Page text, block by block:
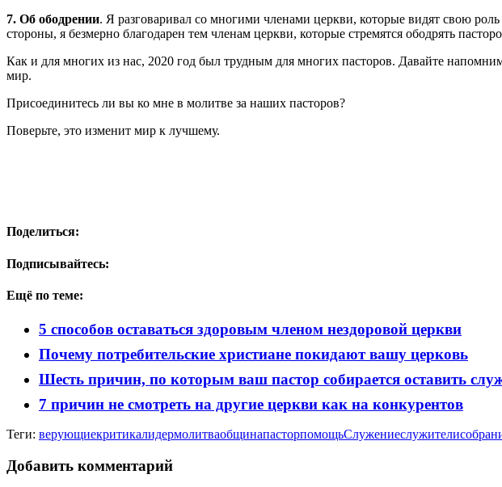
7. Об ободрении. Я разговаривал со многими членами церкви, которые видят свою
стороны, я безмерно благодарен тем членам церкви, которые стремятся ободрять
Как и для многих из нас, 2020 год был трудным для многих пасторов. Давайте
мир.
Присоединитесь ли вы ко мне в молитве за наших пасторов?
Поверьте, это изменит мир к лучшему.
Поделиться:
Подписывайтесь:
Ещё по теме:
5 способов оставаться здоровым членом нездоровой церкви
Почему потребительские христиане покидают вашу церковь
Шесть причин, по которым ваш пастор собирается оставить
7 причин не смотреть на другие церкви как на конкурентов
Теги: верующиекритикалидермолитваобщинапасторпомощьСлужениеслужители
Добавить комментарий